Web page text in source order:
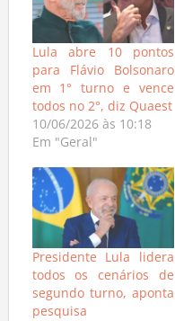
Lula abre 10 pontos
para Flávio Bolsonaro
em 1° turno e vence
todos no 2°, diz Quaest
10/06/2026 às 10:18
Em "Geral"
Presidente Lula lidera
todos os cenários de
segundo turno, aponta
pesquisa